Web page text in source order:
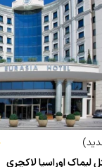
)
لیماک اوراسیا لاکچری